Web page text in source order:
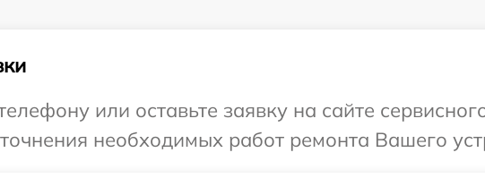
или оставьте заявку на сайте
необходимых работ ремонта Вашего